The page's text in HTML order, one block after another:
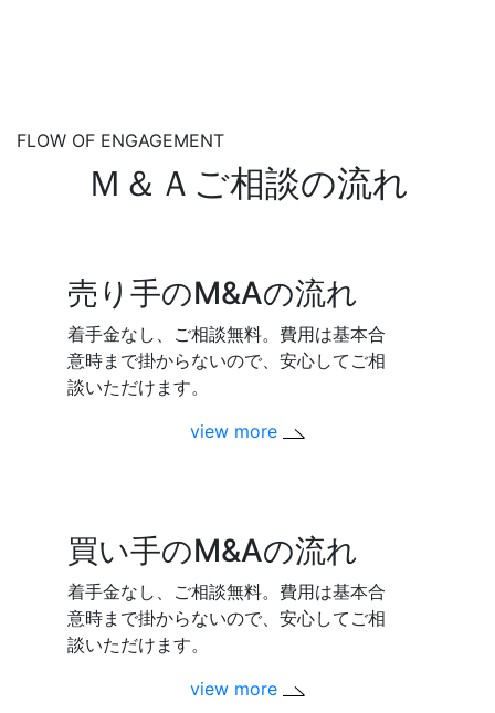
FLOW OF ENGAGEMENT
Ｍ＆Ａご相談の流れ
売り手のM&Aの流れ
着手金なし、ご相談無料。費用は基本合
意時まで掛からないので、安心してご相
談いただけます。
view more
買い手のM&Aの流れ
着手金なし、ご相談無料。費用は基本合
意時まで掛からないので、安心してご相
談いただけます。
view more